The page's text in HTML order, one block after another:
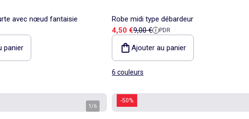
avec nœud fantaisie
panier
Robe midi type débardeur
Prix de vente
4,50 €Prix de référence
9,00 € PDR
Ajouter au panier
6 couleurs
1/6
-50%